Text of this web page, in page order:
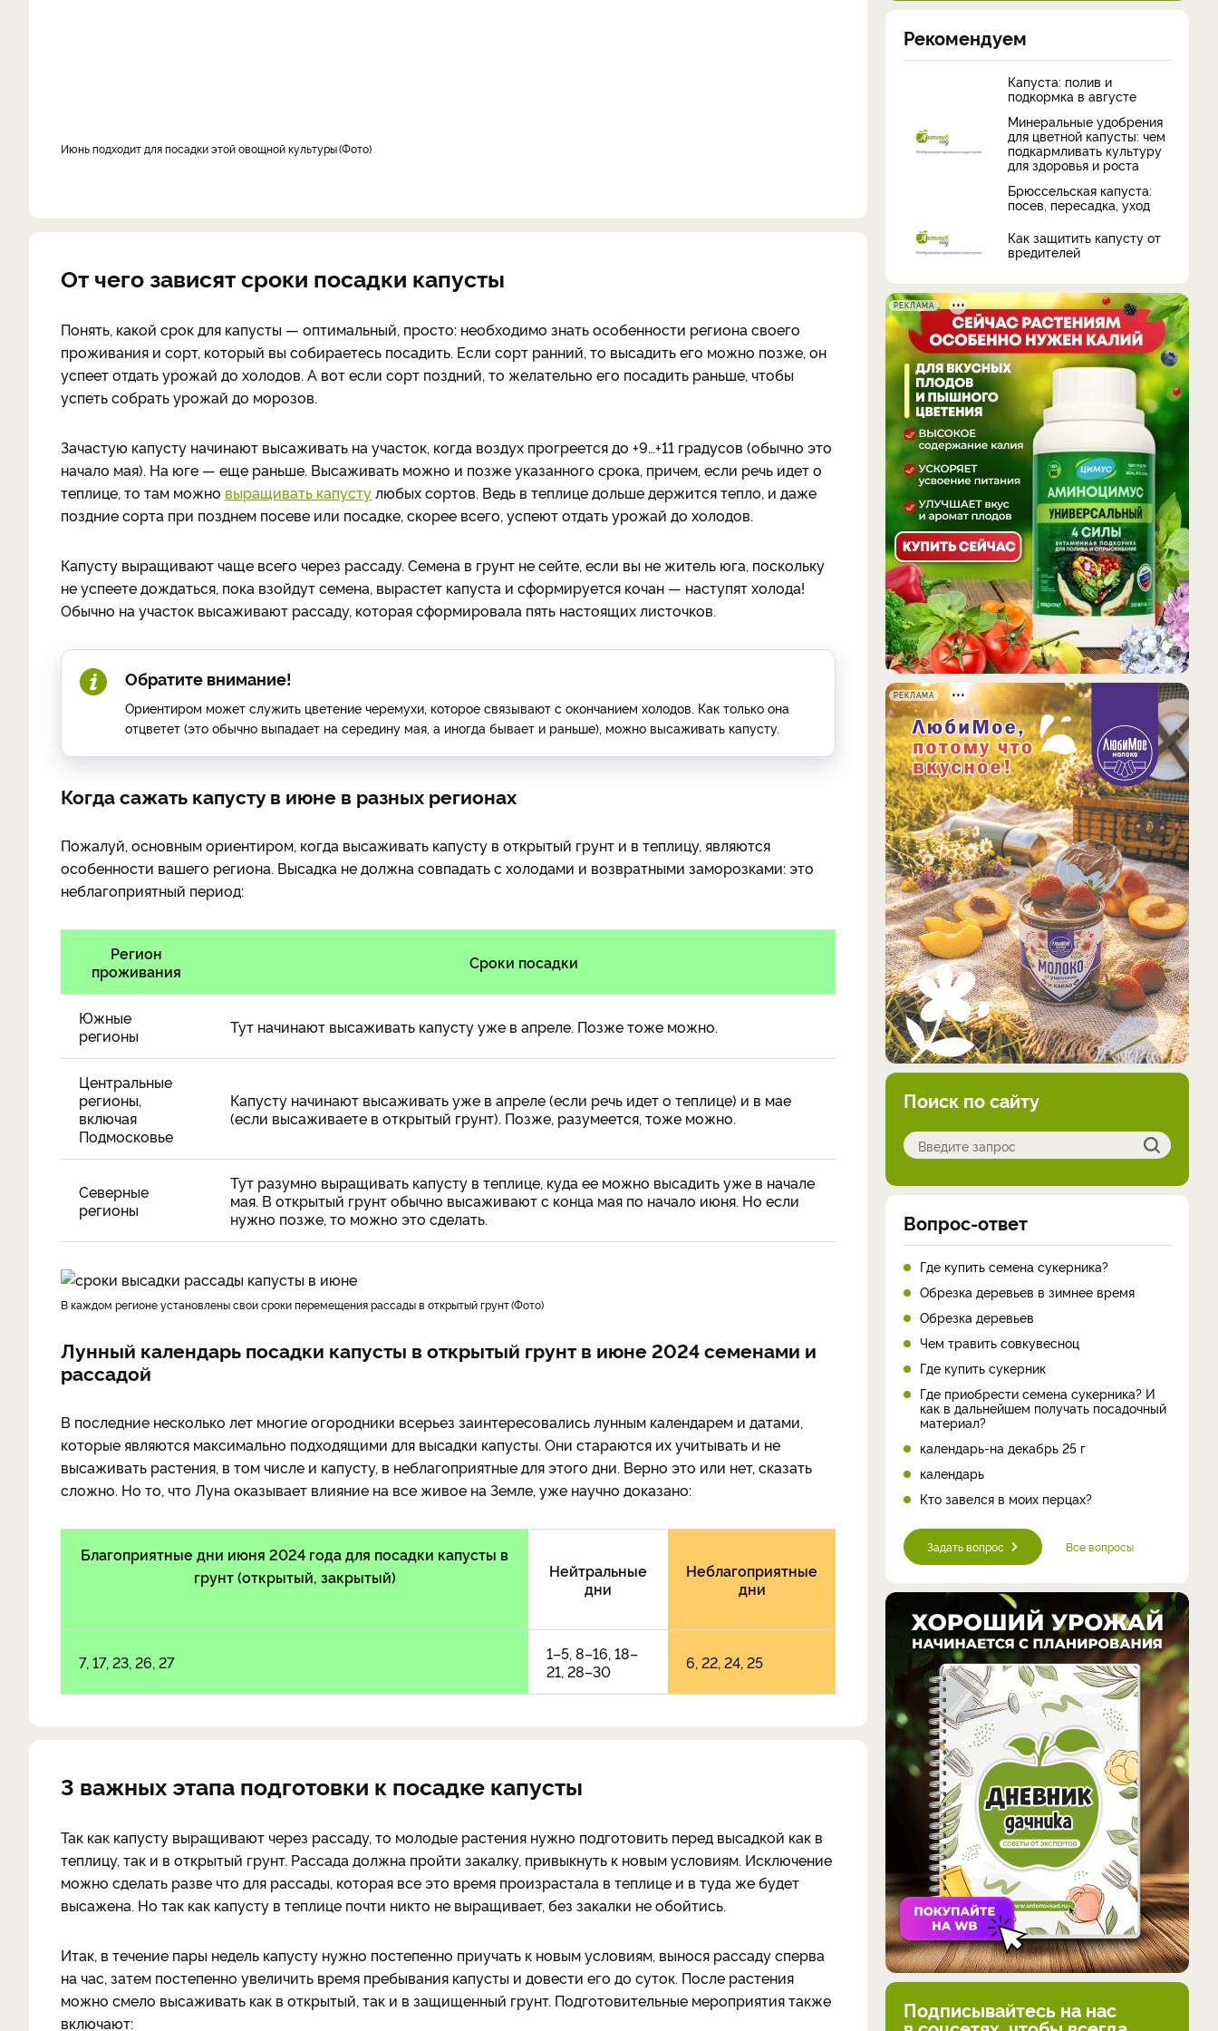
июнь подходит для посадки этой овощной культуры Фото
От чего зависят сроки посадки капусты
Понять, какой срок для капусты — оптимальный, просто: необходимо знать особенности региона своего
проживания и сорт, который вы собираетесь посадить. Если сорт ранний, то высадить его можно позже, он
успеет отдать урожай до холодов. А вот если сорт поздний, то желательно его посадить раньше, чтобы
успеть собрать урожай до морозов.
Зачастую капусту начинают высаживать на участок, когда воздух прогреется до +9…+11 градусов (обычно это
начало мая). На юге — еще раньше. Высаживать можно и позже указанного срока, причем, если речь идет о
теплице, то там можно выращивать капустулюбых сортов. Ведь в теплице дольше держится тепло, и даже
поздние сорта при позднем посеве или посадке, скорее всего, успеют отдать урожай до холодов.
Капусту выращивают чаще всего через рассаду. Семена в грунт не сейте, если вы не житель юга, поскольку
не успеете дождаться, пока взойдут семена, вырастет капуста и сформируется кочан — наступят холода!
Обычно на участок высаживают рассаду, которая сформировала пять настоящих листочков.
Обратите внимание!
Ориентиром может служить цветение черемухи, которое связывают с окончанием холодов. Как только она
отцветет (это обычно выпадает на середину мая, а иногда бывает и раньше), можно высаживать капусту.
Когда сажать капусту в июне в разных регионах
Пожалуй, основным ориентиром, когда высаживать капусту в открытый грунт и в теплицу, являются
особенности вашего региона. Высадка не должна совпадать с холодами и возвратными заморозками: это
неблагоприятный период:
Регион
проживания
Сроки посадки
Южные
регионы
Тут начинают высаживать капусту уже в апреле. Позже тоже можно.
Центральные
регионы,
включая
Подмосковье
Капусту начинают высаживать уже в апреле (если речь идет о теплице) и в мае
(если высаживаете в открытый грунт). Позже, разумеется, тоже можно.
Северные
регионы
Тут разумно выращивать капусту в теплице, куда ее можно высадить уже в начале
мая. В открытый грунт обычно высаживают с конца мая по начало июня. Но если
нужно позже, то можно это сделать.
в каждом регионе установлены свои сроки перемещения рассады в открытый грунт Фото
Лунный календарь посадки капусты в открытый грунт в июне 2024 семенами и
рассадой
В последние несколько лет многие огородники всерьез заинтересовались лунным календарем и датами,
которые являются максимально подходящими для высадки капусты. Они стараются их учитывать и не
высаживать растения, в том числе и капусту, в неблагоприятные для этого дни. Верно это или нет, сказать
сложно. Но то, что Луна оказывает влияние на все живое на Земле, уже научно доказано:
Благоприятные дни июня 2024 года для посадки капусты в
грунт (открытый, закрытый)
Нейтральные
дни
Неблагоприятные
дни
7, 17, 23, 26, 27
1–5, 8–16, 18–
21, 28–30
6, 22, 24, 25
3 важных этапа подготовки к посадке капусты
Так как капусту выращивают через рассаду, то молодые растения нужно подготовить перед высадкой как в
теплицу, так и в открытый грунт. Рассада должна пройти закалку, привыкнуть к новым условиям. Исключение
можно сделать разве что для рассады, которая все это время произрастала в теплице и в туда же будет
высажена. Но так как капусту в теплице почти никто не выращивает, без закалки не обойтись.
Итак, в течение пары недель капусту нужно постепенно приучать к новым условиям, вынося рассаду сперва
на час, затем постепенно увеличить время пребывания капусты и довести его до суток. После растения
можно смело высаживать как в открытый, так и в защищенный грунт. Подготовительные мероприятия также
включают:
Рекомендуем
Капуста: полив и
подкормка в августе
Минеральные удобрения
для цветной капусты: чем
подкармливать культуру
для здоровья и роста
Брюссельская капуста:
посев, пересадка, уход
Как защитить капусту от
вредителей
РЕКЛАМА
РЕКЛАМА
Поиск по сайту
Вопрос-ответ
Где купить семена сукерника?
Обрезка деревьев в зимнее время
Обрезка деревьев
Чем травить совкувесноц
Где купить сукерник
Где приобрести семена сукерника? И
как в дальнейшем получать посадочный
материал?
календарь-на декабрь 25 г
календарь
Кто завелся в моих перцах?
Задать вопрос Все вопросы
Подписывайтесь на нас